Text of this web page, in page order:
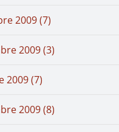
2009 (7)
2009 (3)
2009 (7)
2009 (8)